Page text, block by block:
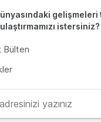
gelişmeleri
istersiniz?
Bülten